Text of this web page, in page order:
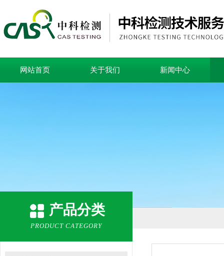
网站首页 关于我们 新闻中心
产品分类
PRODUCT CATEGORY